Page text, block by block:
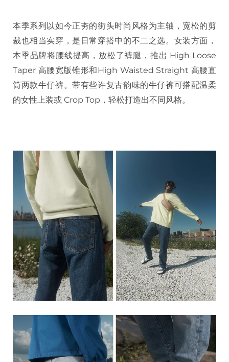
本季系列以如今正夯的街头时尚风格为主轴，宽松的剪
裁也相当实穿，是日常穿搭中的不二之选。女装方面，
本季品牌将腰线提高，放松了裤腿，推出 High Loose
Taper 高腰宽版锥形和High Waisted Straight 高腰直
筒两款牛仔裤。带有些许复古韵味的牛仔裤可搭配温柔
的女性上装或 Crop Top，轻松打造出不同风格。